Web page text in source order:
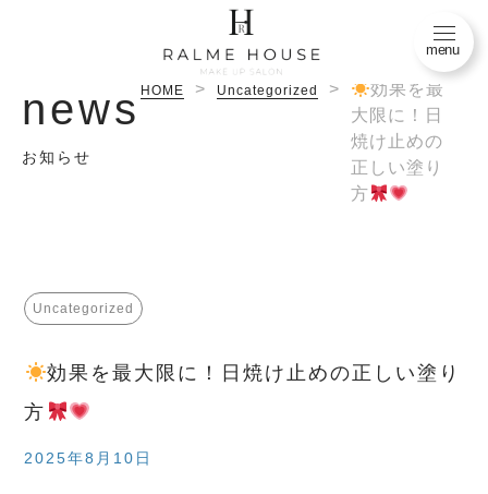
menu
トップページ
TOP
catalog
hairmakeartist&analyst
よくあるご質問
faq
news
お知らせ
HOME > Uncategorized >
効果を最
大限に！日
焼け止めの
正しい塗り
方
Uncategorized
効果を最大限に！日焼け止めの正しい塗り
方
2025年8月10日
トップページ
TOP
catalog
blog
スタッフ紹介
hairmakeartist&analyst